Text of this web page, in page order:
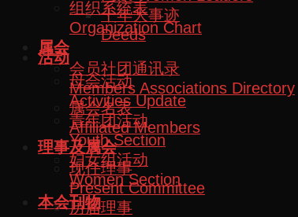
十年大事迹
Deeds
活动
母会活动
Activities Update
青年团活动
Youth Section
妇女组活动
Women Section
本会刊物
组织系统表
Organization Chart
属会
会员社团通讯录
Members Associations Directory
属会名表
Affiliated Members
理事及属会
现任理事
Present Committee
历届理事